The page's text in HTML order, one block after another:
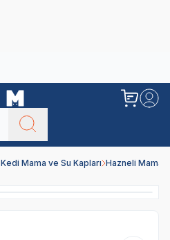
Kedi Mama ve Su Kapları Hazneli Mama